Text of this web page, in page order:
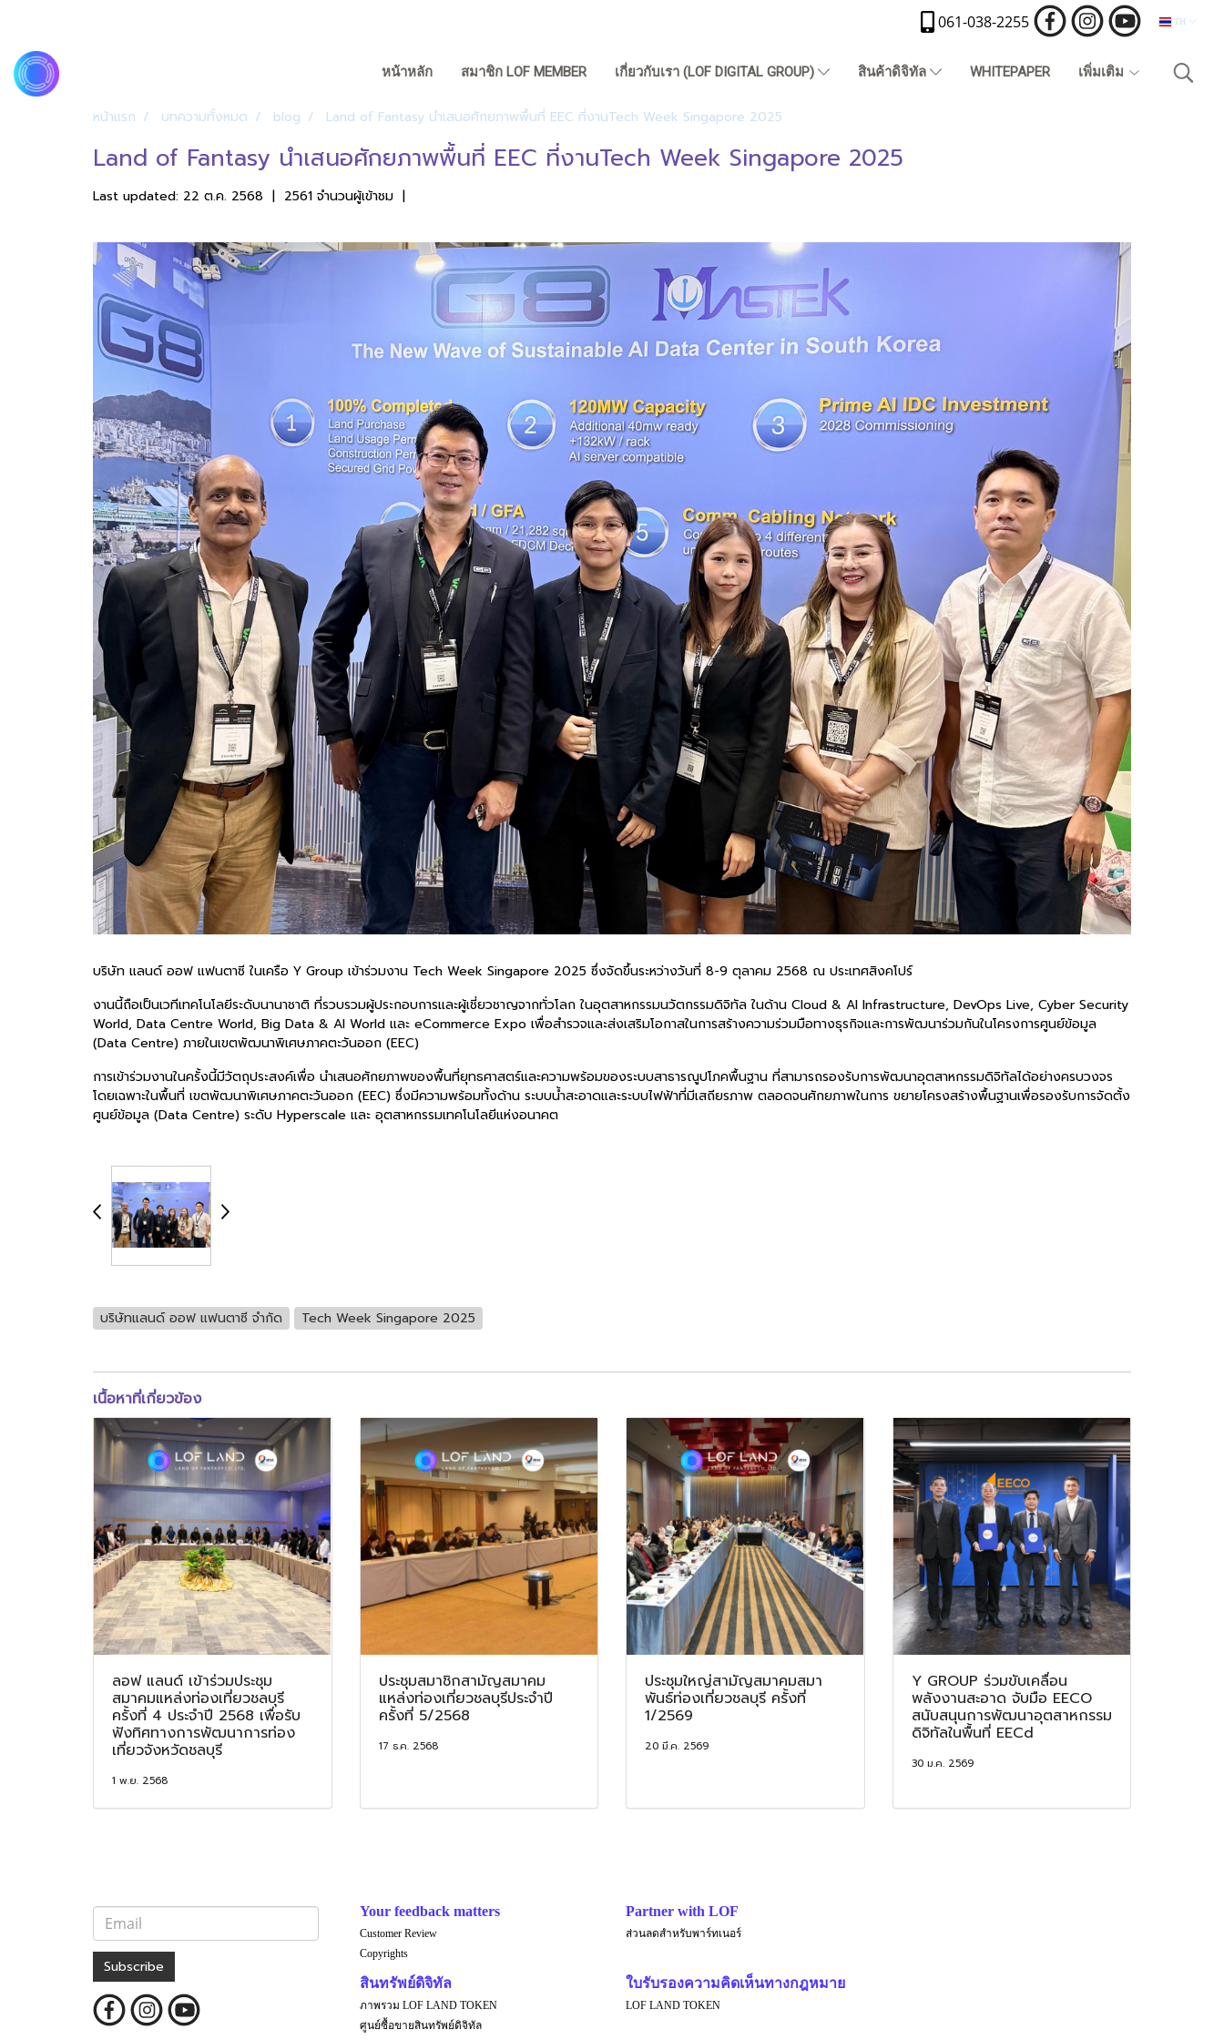
061-038-2255 TH
หน้าหลัก สมาชิก LOF MEMBER เกี่ยวกับเรา (LOF DIGITAL GROUP) สินค้าดิจิทัล WHITEPAPER เพิ่มเติม
หน้าแรก บทความทั้งหมด blog Land of Fantasy นำเสนอศักยภาพพื้นที่ EEC ที่งานTech Week Singapore 2025
Land of Fantasy นำเสนอศักยภาพพื้นที่ EEC ที่งานTech Week Singapore 2025
Last updated: 22 ต.ค. 2568 | 2561 จำนวนผู้เข้าชม |
บริษัท แลนด์ ออฟ แฟนตาซี ในเครือ Y Group เข้าร่วมงาน Tech Week Singapore 2025 ซึ่งจัดขึ้นระหว่างวันที่ 8-9 ตุลาคม 2568 ณ ประเทศสิงคโปร์
งานนี้ถือเป็นเวทีเทคโนโลยีระดับนานาชาติ ที่รวบรวมผู้ประกอบการและผู้เชี่ยวชาญจากทั่วโลก ในอุตสาหกรรมนวัตกรรมดิจิทัล ในด้าน Cloud & AI Infrastructure, DevOps Live, Cyber Security
World, Data Centre World, Big Data & AI World และ eCommerce Expo เพื่อสำรวจและส่งเสริมโอกาสในการสร้างความร่วมมือทางธุรกิจและการพัฒนาร่วมกันในโครงการศูนย์ข้อมูล
(Data Centre) ภายในเขตพัฒนาพิเศษภาคตะวันออก (EEC)
การเข้าร่วมงานในครั้งนี้มีวัตถุประสงค์เพื่อ นำเสนอศักยภาพของพื้นที่ยุทธศาสตร์และความพร้อมของระบบสาธารณูปโภคพื้นฐาน ที่สามารถรองรับการพัฒนาอุตสาหกรรมดิจิทัลได้อย่างครบวงจร
โดยเฉพาะในพื้นที่ เขตพัฒนาพิเศษภาคตะวันออก (EEC) ซึ่งมีความพร้อมทั้งด้าน ระบบน้ำสะอาดและระบบไฟฟ้าที่มีเสถียรภาพ ตลอดจนศักยภาพในการ ขยายโครงสร้างพื้นฐานเพื่อรองรับการจัดตั้ง
ศูนย์ข้อมูล (Data Centre) ระดับ Hyperscale และ อุตสาหกรรมเทคโนโลยีแห่งอนาคต
บริษัทแลนด์ ออฟ แฟนตาซี จำกัด Tech Week Singapore 2025
เนื้อหาที่เกี่ยวข้อง
ลอฟ แลนด์ เข้าร่วมประชุม
สมาคมแหล่งท่องเที่ยวชลบุรี
ครั้งที่ 4 ประจำปี 2568 เพื่อรับ
ฟังทิศทางการพัฒนาการท่อง
เที่ยวจังหวัดชลบุรี
1 พ.ย. 2568
ประชุมสมาชิกสามัญสมาคม
แหล่งท่องเที่ยวชลบุรีประจำปี
ครั้งที่ 5/2568
17 ธ.ค. 2568
ประชุมใหญ่สามัญสมาคมสมา
พันธ์ท่องเที่ยวชลบุรี ครั้งที่
1/2569
20 มี.ค. 2569
Y GROUP ร่วมขับเคลื่อน
พลังงานสะอาด จับมือ EECO
สนับสนุนการพัฒนาอุตสาหกรรม
ดิจิทัลในพื้นที่ EECd
30 ม.ค. 2569
Subscribe
Your feedback matters
Customer Review
Copyrights
Partner with LOF
ส่วนลดสำหรับพาร์ทเนอร์
สินทรัพย์ดิจิทัล
ภาพรวม LOF LAND TOKEN
ศูนย์ซื้อขายสินทรัพย์ดิจิทัล
ใบรับรองความคิดเห็นทางกฎหมาย
LOF LAND TOKEN